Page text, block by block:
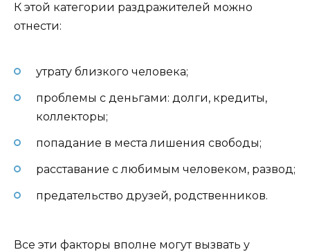
К этой категории раздражителей можно
отнести:
утрату близкого человека;
проблемы с деньгами: долги, кредиты,
коллекторы;
попадание в места лишения свободы;
расставание с любимым человеком, развод;
предательство друзей, родственников.
Все эти факторы вполне могут вызвать у